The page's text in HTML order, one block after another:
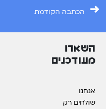
→ הכתבה הקודמת
השארו
מעודכנים
אנחנו
שולחים רק